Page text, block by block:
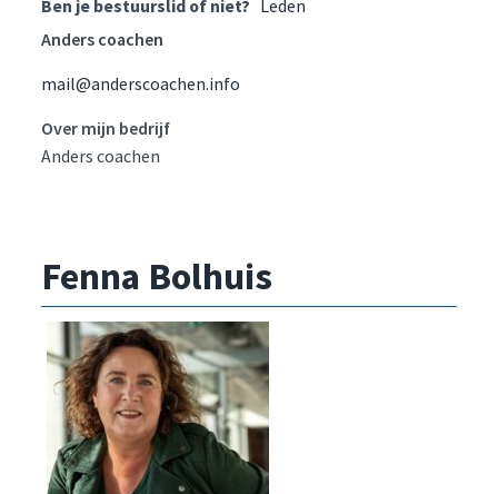
Ben je bestuurslid of niet?
Leden
Anders coachen
mail@anderscoachen.info
Over mijn bedrijf
Anders coachen
Fenna Bolhuis